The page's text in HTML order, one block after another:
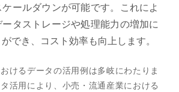
ールダウンが可能です。これによ
ータストレージや処理能力の増加に
でき、コスト効率も向上します。
けるデータの活用例は多岐にわたりま
活用により、小売・流通産業における